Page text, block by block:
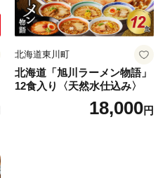
北海道東川町
北海道「旭川ラーメン物語」
12食入り〈天然水仕込み〉
18,000円